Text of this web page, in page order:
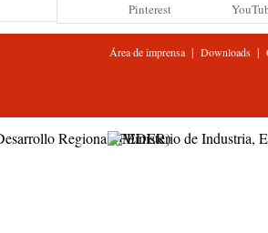
Pinterest
Área de imprensa| Downloads|